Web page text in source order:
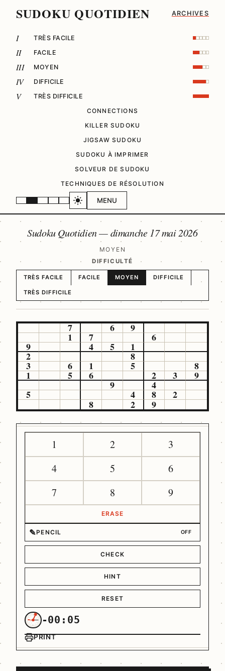
SUDOKU QUOTIDIEN ARCHIVES
MENU
I TRÈS FACILE
II FACILE
III MOYEN
IV DIFFICILE
V
TRÈS DIFFICILE
CONNECTIONS
KILLER SUDOKU
JIGSAW SUDOKU
SUDOKU À IMPRIMER
SOLVEUR DE SUDOKU
TECHNIQUES DE RÉSOLUTION
Sudoku Quotidien —dimanche 17 mai 2026
MOYEN
DIFFICULTÉ
TRÈS FACILE FACILE MOYEN DIFFICILE
TRÈS DIFFICILE
7 6 9
1 7 6
9 4 5 1
2 8
3 6 1 5 8
1 5 6 2 3 9
9 4
5 4 8 2
8 2 9
1 2
3
4
5
6
7
8 9
ERASE
✎PENCIL OFF
CHECK
HINT
RESET
-00:05
PRINT